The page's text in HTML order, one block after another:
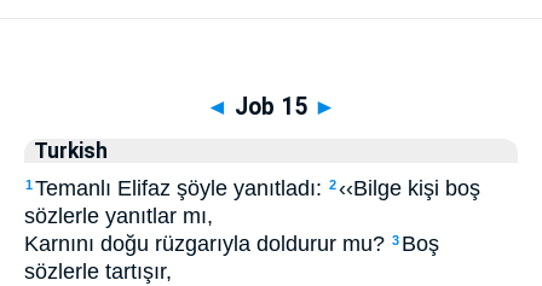
◄ Job 15 ►
Turkish
1Temanlı Elifaz şöyle yanıtladı: 2‹‹Bilge kişi boş
sözlerle yanıtlar mı,
Karnını doğu rüzgarıyla doldurur mu? 3 Boş
sözlerle tartışır,